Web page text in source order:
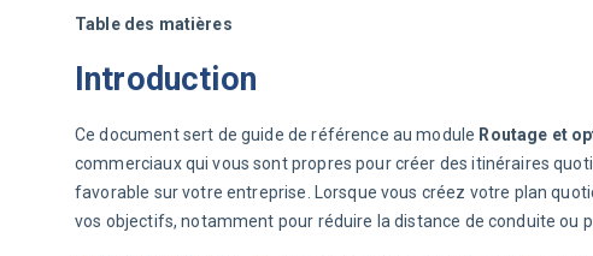
Table des matières
Introduction
Ce document sert de guide de référence au module Routage et
commerciaux qui vous sont propres pour créer des itinéraires
favorable sur votre entreprise. Lorsque vous créez votre plan
vos objectifs, notamment pour réduire la distance de conduite ou